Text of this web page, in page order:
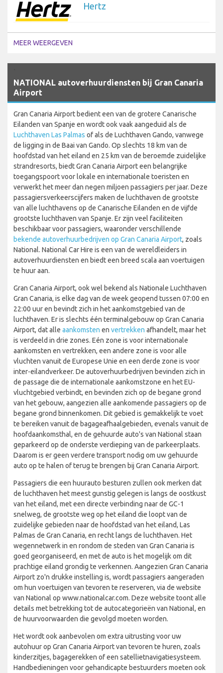
Hertz
MEER WEERGEVEN
NATIONAL autoverhuurdiensten bij Gran Canaria
Airport
Gran Canaria Airport bedient een van de grotere Canarische
Eilanden van Spanje en wordt ook vaak aangeduid als de
Luchthaven Las Palmas of als de Luchthaven Gando, vanwege
de ligging in de Baai van Gando. Op slechts 18 km van de
hoofdstad van het eiland en 25 km van de beroemde zuidelijke
strandresorts, biedt Gran Canaria Airport een belangrijke
toegangspoort voor lokale en internationale toeristen en
verwerkt het meer dan negen miljoen passagiers per jaar. Deze
passagiersverkeerscijfers maken de luchthaven de grootste
van alle luchthavens op de Canarische Eilanden en de vijfde
grootste luchthaven van Spanje. Er zijn veel faciliteiten
beschikbaar voor passagiers, waaronder verschillende
bekende autoverhuurbedrijven op Gran Canaria Airport, zoals
National. National Car Hire is een van de wereldleiders in
autoverhuurdiensten en biedt een breed scala aan voertuigen
te huur aan.
Gran Canaria Airport, ook wel bekend als Nationale Luchthaven
Gran Canaria, is elke dag van de week geopend tussen 07:00 en
22:00 uur en bevindt zich in het aankomstgebied van de
luchthaven. Er is slechts één terminalgebouw op Gran Canaria
Airport, dat alle aankomsten en vertrekken afhandelt, maar het
is verdeeld in drie zones. Eén zone is voor internationale
aankomsten en vertrekken, een andere zone is voor alle
vluchten vanuit de Europese Unie en een derde zone is voor
inter-eilandverkeer. De autoverhuurbedrijven bevinden zich in
de passage die de internationale aankomstzone en het EU-
vluchtgebied verbindt, en bevinden zich op de begane grond
van het gebouw, aangezien alle aankomende passagiers op de
begane grond binnenkomen. Dit gebied is gemakkelijk te voet
te bereiken vanuit de bagageafhaalgebieden, evenals vanuit de
hoofdaankomsthal, en de gehuurde auto's van National staan
geparkeerd op de onderste verdieping van de parkeerplaats.
Daarom is er geen verdere transport nodig om uw gehuurde
auto op te halen of terug te brengen bij Gran Canaria Airport.
Passagiers die een huurauto besturen zullen ook merken dat
de luchthaven het meest gunstig gelegen is langs de oostkust
van het eiland, met een directe verbinding naar de GC-1
snelweg, de grootste weg op het eiland die loopt van de
zuidelijke gebieden naar de hoofdstad van het eiland, Las
Palmas de Gran Canaria, en recht langs de luchthaven. Het
wegennetwerk in en rondom de steden van Gran Canaria is
goed georganiseerd, en met de auto is het mogelijk om dit
prachtige eiland grondig te verkennen. Aangezien Gran Canaria
Airport zo'n drukke instelling is, wordt passagiers aangeraden
om hun voertuigen van tevoren te reserveren, via de website
van National op www.nationalcar.com. Deze website toont alle
details met betrekking tot de autocategorieën van National, en
de huurvoorwaarden die gevolgd moeten worden.
Het wordt ook aanbevolen om extra uitrusting voor uw
autohuur op Gran Canaria Airport van tevoren te huren, zoals
kinderzitjes, bagagerekken of een satellietnavigatiesysteem.
Handbedieningen voor gehandicapte bestuurders moeten ook